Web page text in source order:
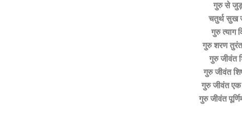
गुरु से
चतुर्थ सुख
गुरु त्याग
गुरु शरण तुरंत
गुरु जीवंत
गुरु जीवंत
गुरु जीवंत एक
गुरु जीवंत